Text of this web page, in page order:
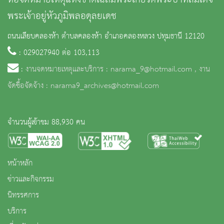
พระเจ้าอยู่หัวภูมิพลอดุลยเดช
ถนนเลียบคลองห้า ตำบลคลองห้า อำเภอคลองหลวง ปทุมธานี 12120
: 029027940 ต่อ 103,113
: งานจดหมายเหตุและบริการ : narama_9@hotmail.com , งาน
จัดซื้อจัดจ้าง : narama9_archives@hotmail.com
จำนวนผู้เข้าชม 88,930 คน
หน้าหลัก
ข่าวและกิจกรรม
นิทรรศการ
บริการ